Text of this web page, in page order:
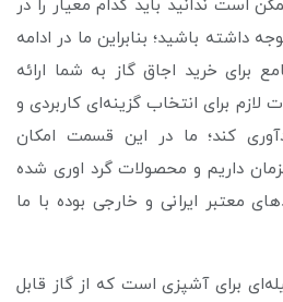
است ندانید باید کدام معیار را در
داشته باشید؛ بنابراین ما در ادامه
برای خرید اجاق گاز به شما ارائه
لازم برای انتخاب گزینه‌ای کاربردی و
کند؛ ما در این قسمت امکان
داریم و محصولات گرد اوری شده
معتبر ایرانی و خارجی بوده با ما
برای آشپزی است که از گاز قابل